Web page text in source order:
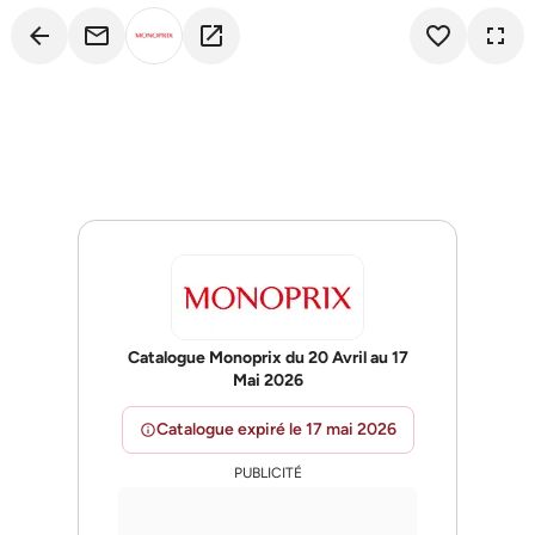
arrow_back email open_in_new favorite_border fullscreen
Catalogue Monoprix du 20 Avril au 17
Mai 2026
infoCatalogue expiré le 17 mai 2026
PUBLICITÉ